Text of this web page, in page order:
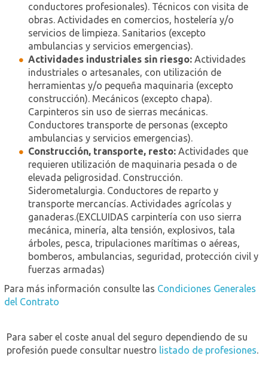
conductores profesionales). Técnicos con visita de
obras. Actividades en comercios, hostelería y/o
servicios de limpieza. Sanitarios (excepto
ambulancias y servicios emergencias).
Actividades industriales sin riesgo: Actividades
industriales o artesanales, con utilización de
herramientas y/o pequeña maquinaria (excepto
construcción). Mecánicos (excepto chapa).
Carpinteros sin uso de sierras mecánicas.
Conductores transporte de personas (excepto
ambulancias y servicios emergencias).
Construcción, transporte, resto: Actividades que
requieren utilización de maquinaria pesada o de
elevada peligrosidad. Construcción.
Siderometalurgia. Conductores de reparto y
transporte mercancías. Actividades agrícolas y
ganaderas.(EXCLUIDAS carpintería con uso sierra
mecánica, minería, alta tensión, explosivos, tala
árboles, pesca, tripulaciones marítimas o aéreas,
bomberos, ambulancias, seguridad, protección civil y
fuerzas armadas)
Para más información consulte las Condiciones Generales
del Contrato
Para saber el coste anual del seguro dependiendo de su
profesión puede consultar nuestro listado de profesiones.